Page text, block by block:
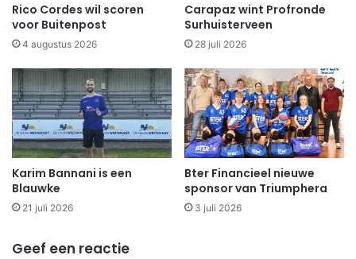
Rico Cordes wil scoren
voor Buitenpost
4 augustus 2026
Carapaz wint Profronde
Surhuisterveen
28 juli 2026
Karim Bannani is een
Blauwke
21 juli 2026
Bter Financieel nieuwe
sponsor van Triumphera
3 juli 2026
Geef een reactie